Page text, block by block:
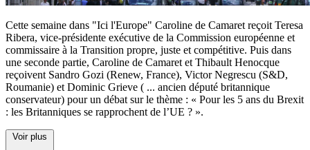
Cette semaine dans "Ici l'Europe" Caroline de Camaret reçoit Teresa
Ribera, vice-présidente exécutive de la Commission européenne et
commissaire à la Transition propre, juste et compétitive. Puis dans
une seconde partie, Caroline de Camaret et Thibault Henocque
reçoivent Sandro Gozi (Renew, France), Victor Negrescu (S&D,
Roumanie) et Dominic Grieve ( ... ancien député britannique
conservateur) pour un débat sur le thème : « Pour les 5 ans du Brexit
: les Britanniques se rapprochent de l’UE ? ».
Voir plus